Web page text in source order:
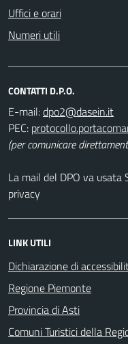
Uffici e orari
Numeri utili
CONTATTI D.P.O.
E-mail:
PEC:
(per comunicare
La mail del DPO va usata
privacy
LINK UTILI
Dichiarazione di
Regione Piemonte
Provincia di Asti
Comuni Turistici della